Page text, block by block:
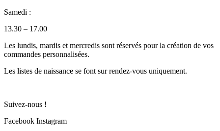
Samedi :
13.30 – 17.00
Les lundis, mardis et mercredis sont réservés pour la création de vos
commandes personnalisées.
Les listes de naissance se font sur rendez-vous uniquement.
Suivez-nous !
Facebook Instagram